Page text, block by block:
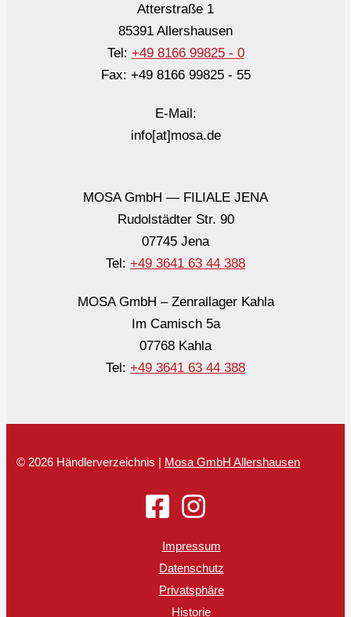
Atterstraße 1
85391 Allershausen
Tel: +49 8166 99825 - 0
Fax: +49 8166 99825 - 55
E-Mail:
info[at]mosa.de
MOSA GmbH — FILIALE JENA
Rudolstädter Str. 90
07745 Jena
Tel: +49 3641 63 44 388
MOSA GmbH – Zenrallager Kahla
Im Camisch 5a
07768 Kahla
Tel: +49 3641 63 44 388
© 2026 Händlerverzeichnis | Mosa GmbH Allershausen
Impressum
Datenschutz
Privatsphäre
Historie